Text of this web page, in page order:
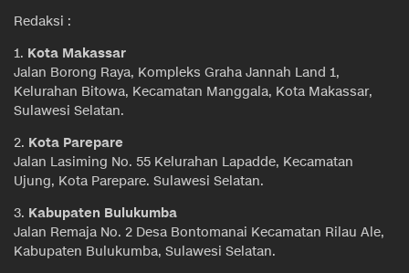
Redaksi :
1. Kota Makassar
Jalan Borong Raya, Kompleks Graha Jannah Land 1,
Kelurahan Bitowa, Kecamatan Manggala, Kota Makassar,
Sulawesi Selatan.
2. Kota Parepare
Jalan Lasiming No. 55 Kelurahan Lapadde, Kecamatan
Ujung, Kota Parepare. Sulawesi Selatan.
3. Kabupaten Bulukumba
Jalan Remaja No. 2 Desa Bontomanai Kecamatan Rilau Ale,
Kabupaten Bulukumba, Sulawesi Selatan.